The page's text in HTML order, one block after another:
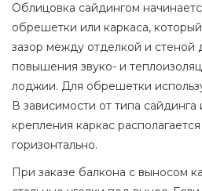
Облицовка сайдингом
обрешетки или каркаса,
зазор между отделкой и стеной
повышения звуко- и
лоджии. Для обрешетки
В зависимости от типа сайдинга
крепления каркас
горизонтально.
При заказе балкона с выносом